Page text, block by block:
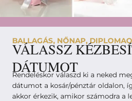
BALLAGÁS, NŐNAP,
VÁLASSZ
DÁTUMOT
Rendeléskor válaszd ki a neked
dátumot a kosár/pénztár oldalon,
akkor érkezik, amikor számodra a